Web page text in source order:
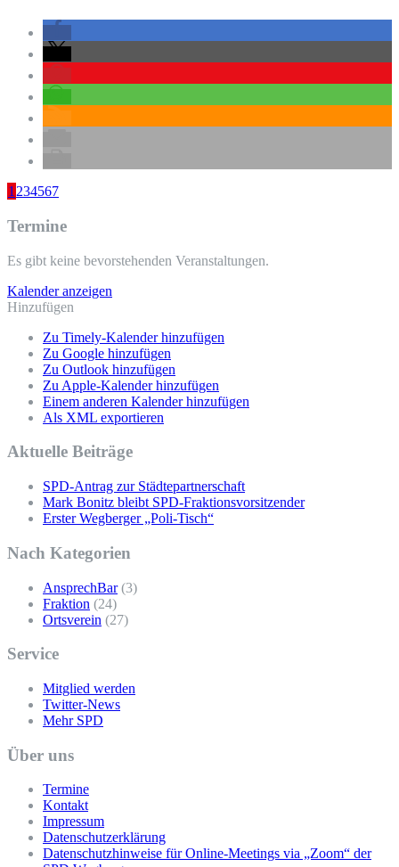
1 234567
Termine
Es gibt keine bevorstehenden Veranstaltungen.
Kalender anzeigen
Hinzufügen
Zu Timely-Kalender hinzufügen
Zu Google hinzufügen
Zu Outlook hinzufügen
Zu Apple-Kalender hinzufügen
Einem anderen Kalender hinzufügen
Als XML exportieren
Aktuelle Beiträge
SPD-Antrag zur Städtepartnerschaft
Mark Bonitz bleibt SPD-Fraktionsvorsitzender
Erster Wegberger „Poli-Tisch“
Nach Kategorien
AnsprechBar(3)
Fraktion (24)
Ortsverein (27)
Service
Mitglied werden
Twitter-News
Mehr SPD
Über uns
Termine
Kontakt
Impressum
Datenschutzerklärung
Datenschutzhinweise für Online-Meetings via „Zoom“ der